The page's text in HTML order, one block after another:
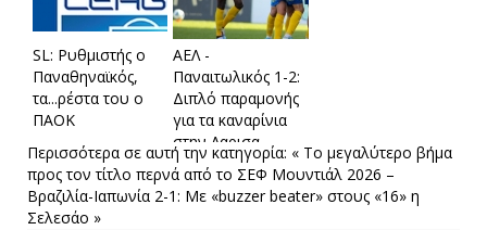
SL: Ρυθμιστής ο
Παναθηναϊκός,
τα...ρέστα του ο
ΠΑΟK
ΑΕΛ -
Παναιτωλικός 1-2:
Διπλό παραμονής
για τα καναρίνια
στην Λαρισα
Περισσότερα σε αυτή την κατηγορία: « Tο μεγαλύτερο βήμα
προς τον τίτλο περνά από το ΣΕΦ Μουντιάλ 2026 –
Βραζιλία-Ιαπωνία 2-1: Με «buzzer beater» στους «16» η
Σελεσάο »